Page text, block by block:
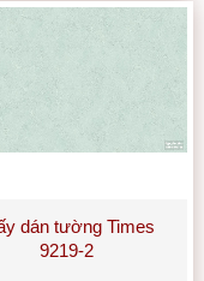
dán tường Times
9219-2